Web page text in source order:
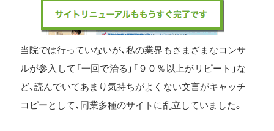
当院では行っていないが、私の業界もさまざまなコンサ
ルが参入して「一回で治る」「９０％以上がリピート」な
ど、読んでいてあまり気持ちがよくない文言がキャッチ
コピーとして、同業多種のサイトに乱立していました。